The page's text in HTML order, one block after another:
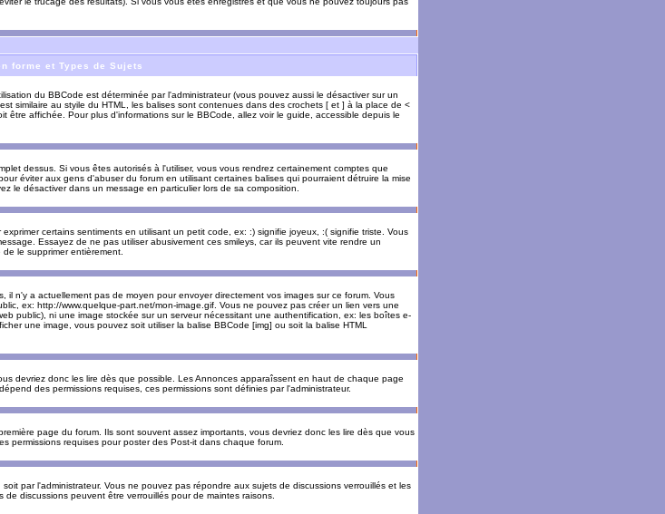
forme et Types de Sujets
du BBCode est déterminée par l'administrateur (vous pouvez aussi le désactiver sur un
similaire au styile du HTML, les balises sont contenues dans des crochets [ et ] à la place de <
affichée. Pour plus d'informations sur le BBCode, allez voir le guide, accessible depuis le
dessus. Si vous êtes autorisés à l'utiliser, vous vous rendrez certainement comptes que
éviter aux gens d'abuser du forum en utilisant certaines balises qui pourraient détruire la mise
le désactiver dans un message en particulier lors de sa composition.
certains sentiments en utilisant un petit code, ex: :) signifie joyeux, :( signifie triste. Vous
Essayez de ne pas utiliser abusivement ces smileys, car ils peuvent vite rendre un
le supprimer entièrement.
il n'y a actuellement pas de moyen pour envoyer directement vos images sur ce forum. Vous
ex: http://www.quelque-part.net/mon-image.gif. Vous ne pouvez pas créer un lien vers une
public), ni une image stockée sur un serveur nécessitant une authentification, ex: les boîtes e-
une image, vous pouvez soit utiliser la balise BBCode [img] ou soit la balise HTML
devriez donc les lire dès que possible. Les Annonces apparaîssent en haut de chaque page
des permissions requises, ces permissions sont définies par l'administrateur.
page du forum. Ils sont souvent assez importants, vous devriez donc les lire dès que vous
permissions requises pour poster des Post-it dans chaque forum.
par l'administrateur. Vous ne pouvez pas répondre aux sujets de discussions verrouillés et les
discussions peuvent être verrouillés pour de maintes raisons.